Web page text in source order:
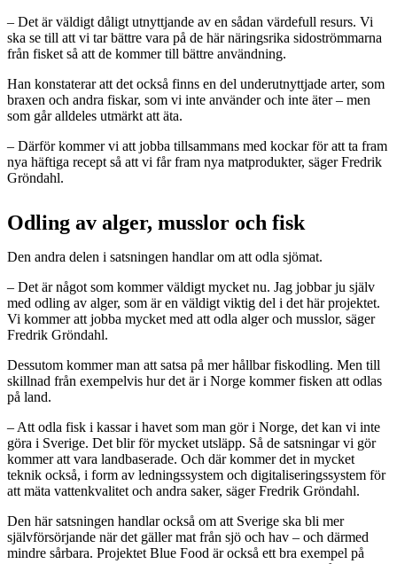
– Det är väldigt dåligt utnyttjande av en sådan värdefull resurs. Vi
ska se till att vi tar bättre vara på de här näringsrika sidoströmmarna
från fisket så att de kommer till bättre användning.
Han konstaterar att det också finns en del underutnyttjade arter, som
braxen och andra fiskar, som vi inte använder och inte äter – men
som går alldeles utmärkt att äta.
– Därför kommer vi att jobba tillsammans med kockar för att ta fram
nya häftiga recept så att vi får fram nya matprodukter, säger Fredrik
Gröndahl.
Odling av alger, musslor och fisk
Den andra delen i satsningen handlar om att odla sjömat.
– Det är något som kommer väldigt mycket nu. Jag jobbar ju själv
med odling av alger, som är en väldigt viktig del i det här projektet.
Vi kommer att jobba mycket med att odla alger och musslor, säger
Fredrik Gröndahl.
Dessutom kommer man att satsa på mer hållbar fiskodling. Men till
skillnad från exempelvis hur det är i Norge kommer fisken att odlas
på land.
– Att odla fisk i kassar i havet som man gör i Norge, det kan vi inte
göra i Sverige. Det blir för mycket utsläpp. Så de satsningar vi gör
kommer att vara landbaserade. Och där kommer det in mycket
teknik också, i form av ledningssystem och digitaliseringssystem för
att mäta vattenkvalitet och andra saker, säger Fredrik Gröndahl.
Den här satsningen handlar också om att Sverige ska bli mer
självförsörjande när det gäller mat från sjö och hav – och därmed
mindre sårbara. Projektet Blue Food är också ett bra exempel på